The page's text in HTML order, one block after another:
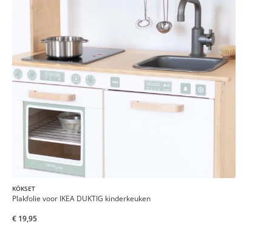
KÖKSET
Plakfolie voor IKEA DUKTIG kinderkeuken
€ 19,95